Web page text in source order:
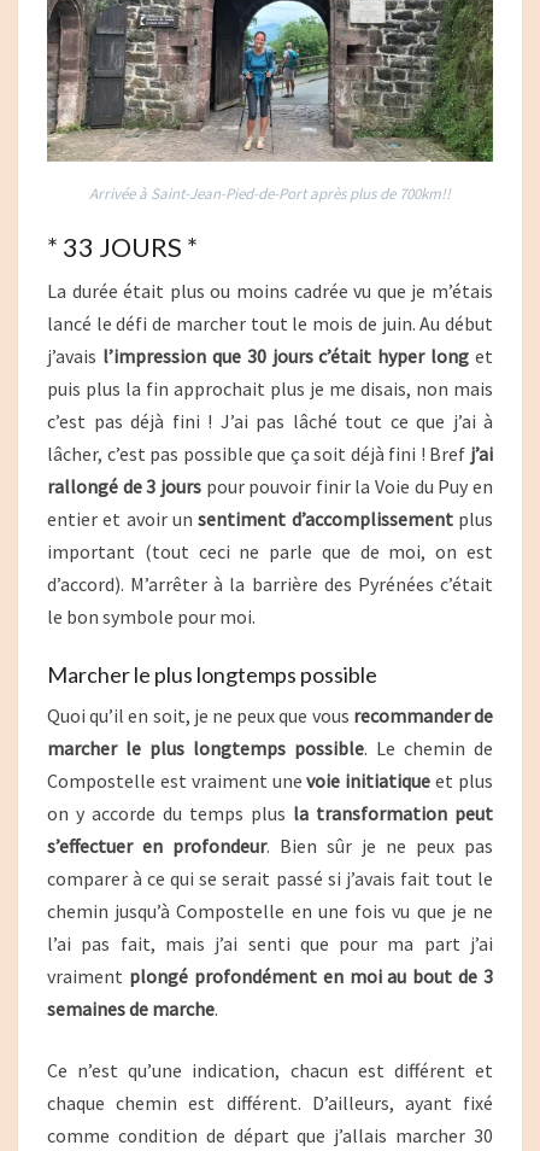
Arrivée à Saint-Jean-Pied-de-Port après plus de 700km!!
* 33 JOURS *
La durée était plus ou moins cadrée vu que je m’étais
lancé le défi de marcher tout le mois de juin. Au début
j’avais l’impression que 30 jours c’était hyper long et
puis plus la fin approchait plus je me disais, non mais
c’est pas déjà fini ! J’ai pas lâché tout ce que j’ai à
lâcher, c’est pas possible que ça soit déjà fini ! Bref j’ai
rallongé de 3 jourspour pouvoir finir la Voie du Puy en
entier et avoir unsentiment d’accomplissementplus
important (tout ceci ne parle que de moi, on est
d’accord). M’arrêter à la barrière des Pyrénées c’était
le bon symbole pour moi.
Marcher le plus longtemps possible
Quoi qu’il en soit, je ne peux que vous recommander de
marcher le plus longtemps possible. Le chemin de
Compostelle est vraiment unevoie initiatique et plus
on y accorde du temps plus la transformation peut
s’effectuer en profondeur. Bien sûr je ne peux pas
comparer à ce qui se serait passé si j’avais fait tout le
chemin jusqu’à Compostelle en une fois vu que je ne
l’ai pas fait, mais j’ai senti que pour ma part j’ai
vraiment plongé profondément en moi au bout de 3
semaines de marche.
Ce n’est qu’une indication, chacun est différent et
chaque chemin est différent. D’ailleurs, ayant fixé
comme condition de départ que j’allais marcher 30